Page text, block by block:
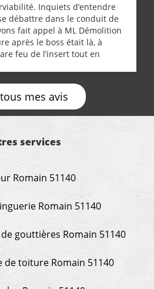
Inquiets d’entendre
débattre dans le conduit de
fait appel à ML Démolition
après le boss était là, à
feu de l’insert tout en
reprenne ses esprits et
quoi il a procédé au
avec dextérité et une
d’autres sujets. Un
on souhaite en rencontrer.
mes avis
services
Romain 51140
Romain 51140
gouttières Romain 51140
de toiture Romain 51140